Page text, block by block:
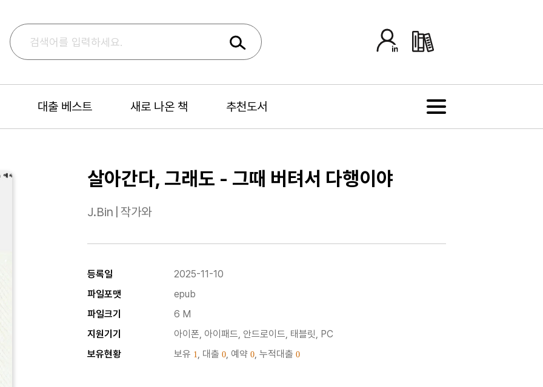
대출 베스트 새로 나온 책 추천도서
살아간다, 그래도 - 그때 버텨서 다행이야
J.Bin 작가와
등록일
2025-11-10
파일포맷
epub
파일크기
6 M
지원기기
아이폰, 아이패드, 안드로이드, 태블릿, PC
보유현황
보유 1, 대출 0, 예약 0, 누적대출 0